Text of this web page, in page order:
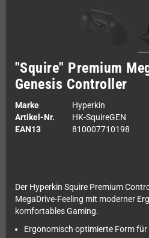
"Squire" Premium
Genesis Controller
Marke
Hyperkin
Artikel-Nr.
HK-SquireGEN
EAN13
810007710198
Der Hyperkin Squire Premium
MegaDrive-Feeling mit moderner
komfortables Gaming.
Ergonomisch optimierte Form für